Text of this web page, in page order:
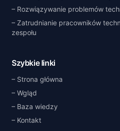
Rozwiązywanie problemów
Zatrudnianie pracowników
zespołu
Szybkie linki
Strona główna
Wgląd
Baza wiedzy
Kontakt